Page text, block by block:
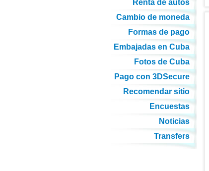
Renta de autos
Cambio de moneda
Formas de pago
Embajadas en Cuba
Fotos de Cuba
Pago con 3DSecure
Recomendar sitio
Encuestas
Noticias
Transfers